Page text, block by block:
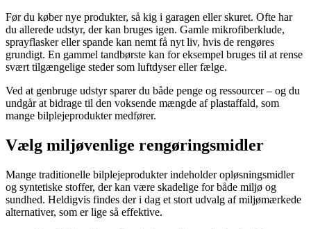
Før du køber nye produkter, så kig i garagen eller skuret. Ofte har
du allerede udstyr, der kan bruges igen. Gamle mikrofiberklude,
sprayflasker eller spande kan nemt få nyt liv, hvis de rengøres
grundigt. En gammel tandbørste kan for eksempel bruges til at rense
svært tilgængelige steder som luftdyser eller fælge.
Ved at genbruge udstyr sparer du både penge og ressourcer – og du
undgår at bidrage til den voksende mængde af plastaffald, som
mange bilplejeprodukter medfører.
Vælg miljøvenlige rengøringsmidler
Mange traditionelle bilplejeprodukter indeholder opløsningsmidler
og syntetiske stoffer, der kan være skadelige for både miljø og
sundhed. Heldigvis findes der i dag et stort udvalg af miljømærkede
alternativer, som er lige så effektive.